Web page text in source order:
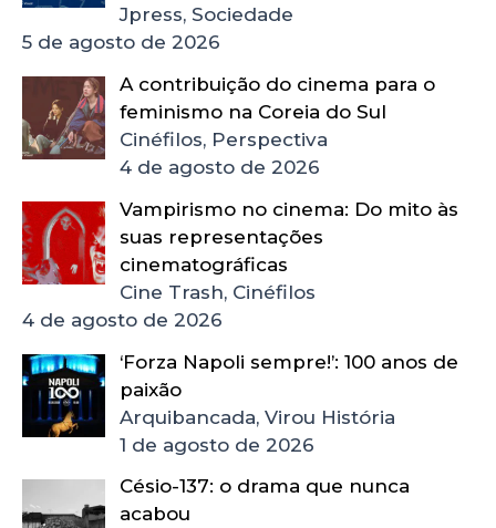
Jpress, Sociedade
5 de agosto de 2026
A contribuição do cinema para o
feminismo na Coreia do Sul
Cinéfilos, Perspectiva
4 de agosto de 2026
Vampirismo no cinema: Do mito às
suas representações
cinematográficas
Cine Trash, Cinéfilos
4 de agosto de 2026
‘Forza Napoli sempre!’: 100 anos de
paixão
Arquibancada, Virou História
1 de agosto de 2026
Césio-137: o drama que nunca
acabou